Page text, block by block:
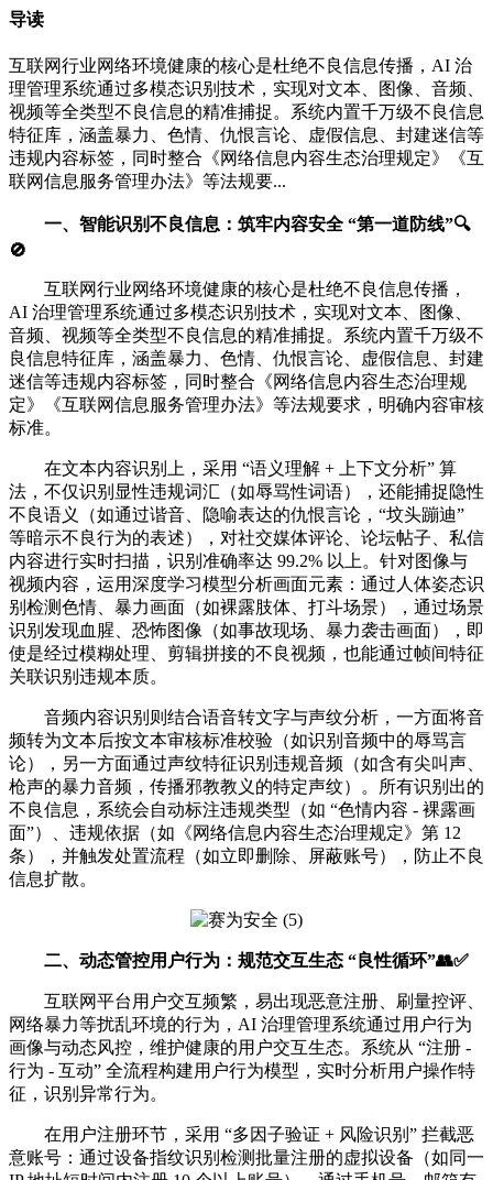
导读
互联网行业网络环境健康的核心是杜绝不良信息传播，AI 治
理管理系统通过多模态识别技术，实现对文本、图像、音频、
视频等全类型不良信息的精准捕捉。系统内置千万级不良信息
特征库，涵盖暴力、色情、仇恨言论、虚假信息、封建迷信等
违规内容标签，同时整合《网络信息内容生态治理规定》《互
联网信息服务管理办法》等法规要...
一、智能识别不良信息：筑牢内容安全 “第一道防线”🔍
🚫
互联网行业网络环境健康的核心是杜绝不良信息传播，
AI 治理管理系统通过多模态识别技术，实现对文本、图像、
音频、视频等全类型不良信息的精准捕捉。系统内置千万级不
良信息特征库，涵盖暴力、色情、仇恨言论、虚假信息、封建
迷信等违规内容标签，同时整合《网络信息内容生态治理规
定》《互联网信息服务管理办法》等法规要求，明确内容审核
标准。
在文本内容识别上，采用 “语义理解 + 上下文分析” 算
法，不仅识别显性违规词汇（如辱骂性词语），还能捕捉隐性
不良语义（如通过谐音、隐喻表达的仇恨言论，“坟头蹦迪”
等暗示不良行为的表述），对社交媒体评论、论坛帖子、私信
内容进行实时扫描，识别准确率达 99.2% 以上。针对图像与
视频内容，运用深度学习模型分析画面元素：通过人体姿态识
别检测色情、暴力画面（如裸露肢体、打斗场景），通过场景
识别发现血腥、恐怖图像（如事故现场、暴力袭击画面），即
使是经过模糊处理、剪辑拼接的不良视频，也能通过帧间特征
关联识别违规本质。
音频内容识别则结合语音转文字与声纹分析，一方面将音
频转为文本后按文本审核标准校验（如识别音频中的辱骂言
论），另一方面通过声纹特征识别违规音频（如含有尖叫声、
枪声的暴力音频，传播邪教教义的特定声纹）。所有识别出的
不良信息，系统会自动标注违规类型（如 “色情内容 - 裸露画
面”）、违规依据（如《网络信息内容生态治理规定》第 12
条），并触发处置流程（如立即删除、屏蔽账号），防止不良
信息扩散。
二、动态管控用户行为：规范交互生态 “良性循环”👥✅
互联网平台用户交互频繁，易出现恶意注册、刷量控评、
网络暴力等扰乱环境的行为，AI 治理管理系统通过用户行为
画像与动态风控，维护健康的用户交互生态。系统从 “注册 -
行为 - 互动” 全流程构建用户行为模型，实时分析用户操作特
征，识别异常行为。
在用户注册环节，采用 “多因子验证 + 风险识别” 拦截恶
意账号：通过设备指纹识别检测批量注册的虚拟设备（如同一